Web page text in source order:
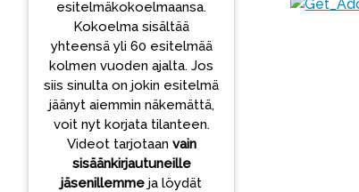
esitelmäkokoelmaansa.
Kokoelma sisältää
yhteensä yli 60 esitelmää
kolmen vuoden ajalta. Jos
siis sinulta on jokin esitelmä
jäänyt aiemmin näkemättä,
voit nyt korjata tilanteen.
Videot tarjotaan vain
sisäänkirjautuneille
jäsenillemme ja löydät